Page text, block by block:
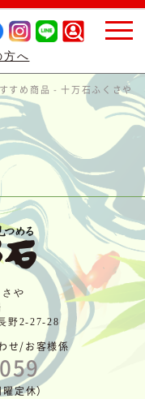
方へ
すめ商品 - 十万石ふくさや
や
野2-27-28
せ/お客様係
定休）